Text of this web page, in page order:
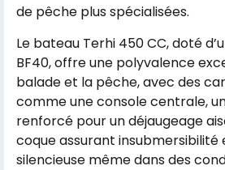
de pêche plus spécialisées.
Le bateau Terhi 450 CC, doté
BF40, offre une polyvalence
balade et la pêche, avec des
comme une console centrale,
renforcé pour un déjaugeage
coque assurant insubmersibilité
silencieuse même dans des